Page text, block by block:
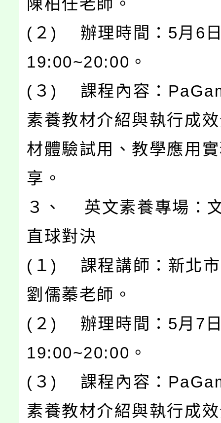
陳柏任老師。
(２) 辦理時間：5月6
19:00~20:00。
(３) 課程內容：
素養教材介紹與執行成
材體驗試用、教學應用
享。
３、 英文素養專場：
直球對決
(１) 課程講師：新北市
劉儒蓁老師。
(２) 辦理時間：5月7
19:00~20:00。
(３) 課程內容：
素養教材介紹與執行成